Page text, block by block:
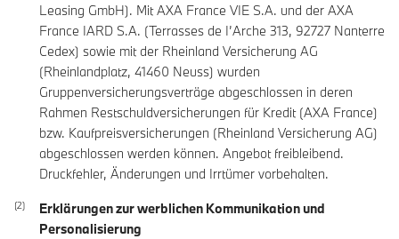
Leasing GmbH). Mit AXA France VIE S.A. und der AXA
France IARD S.A. (Terrasses de I’Arche 313, 92727 Nanterre
Cedex) sowie mit der Rheinland Versicherung AG
(Rheinlandplatz, 41460 Neuss) wurden
Gruppenversicherungsverträge abgeschlossen in deren
Rahmen Restschuldversicherungen für Kredit (AXA France)
bzw. Kaufpreisversicherungen (Rheinland Versicherung AG)
abgeschlossen werden können. Angebot freibleibend.
Druckfehler, Änderungen und Irrtümer vorbehalten.
Erklärungen zur werblichen Kommunikation und
Personalisierung